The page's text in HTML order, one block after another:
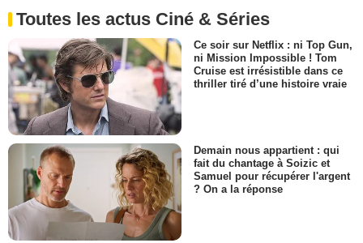
Toutes les actus Ciné & Séries
Ce soir sur Netflix : ni Top Gun,
ni Mission Impossible ! Tom
Cruise est irrésistible dans ce
thriller tiré d’une histoire vraie
Demain nous appartient : qui
fait du chantage à Soizic et
Samuel pour récupérer l'argent
? On a la réponse